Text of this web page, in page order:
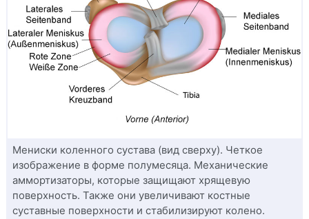
Мениски коленного сустава (вид сверху). Четкое
изображение в форме полумесяца. Механические
аммортизаторы, которые защищают хрящевую
поверхность. Также они увеличивают костные
суставные поверхности и стабилизируют колено.